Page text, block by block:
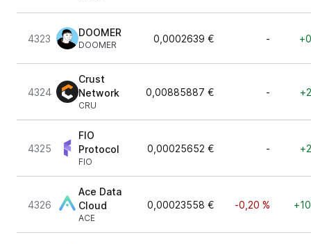
4323
DOOMER
DOOMER
0,0002639 € -
4324
Crust
Network
CRU
0,00885887 € -
4325
FIO
Protocol
FIO
0,00025652 € -
4326
Ace Data
Cloud
ACE
0,00023558 € -0,20 %